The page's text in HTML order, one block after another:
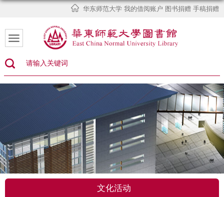
华东师范大学 我的借阅账户 图书捐赠 手稿捐赠
文化活动